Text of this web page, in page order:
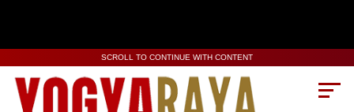
SCROLL TO CONTINUE WITH CONTENT